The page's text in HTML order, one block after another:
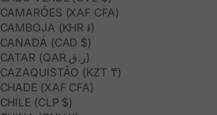
CAMARÕES (XAF CFA)
CAMBOJA (KHR ៛)
CANADÁ (CAD $)
CATAR (QAR ر.ق)
CAZAQUISTÃO (KZT ₸)
CHADE (XAF CFA)
CHILE (CLP $)